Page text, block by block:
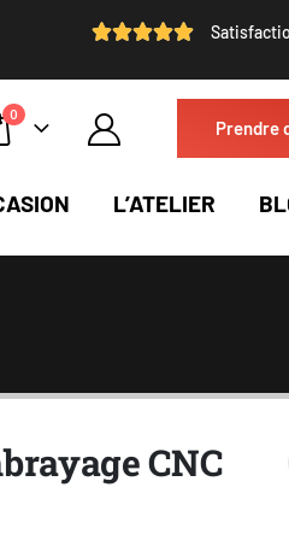
0
Prendre
L’ATELIER
CNC